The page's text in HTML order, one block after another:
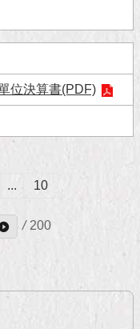
位決算書(PDF)
... 10
/ 200